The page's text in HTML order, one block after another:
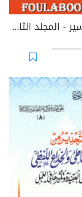
بدائع التفسير - المجلد الثاني